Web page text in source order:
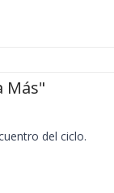
Más"
del ciclo.